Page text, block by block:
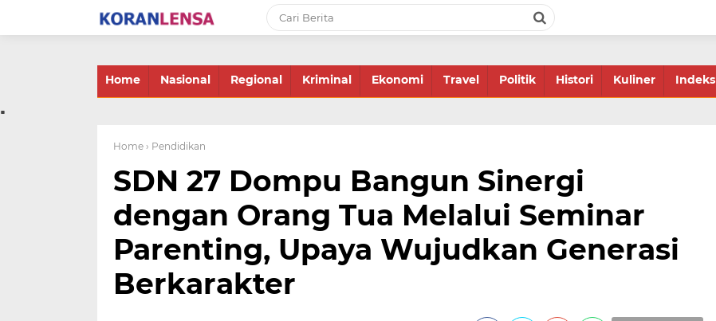
Home Nasional Regional Kriminal Ekonomi Travel Politik Histori Kuliner Indeks
.
Home › Pendidikan
SDN 27 Dompu Bangun Sinergi
dengan Orang Tua Melalui Seminar
Parenting, Upaya Wujudkan Generasi
Berkarakter